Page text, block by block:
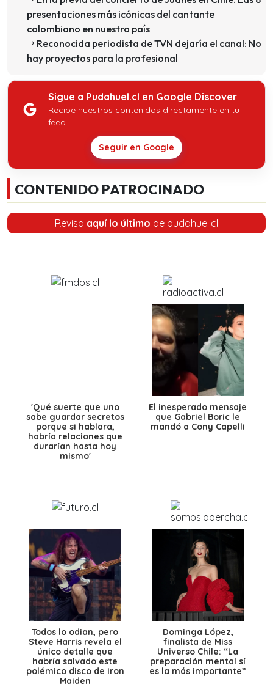
presentaciones más icónicas del cantante
colombiano en nuestro país
Reconocida periodista de TVN dejaría el canal: No
hay proyectos para la profesional
Sigue a Pudahuel.cl en Google Discover
Recibe nuestros contenidos directamente en tu
feed.
Seguir en Google
CONTENIDO PATROCINADO
Revisa aquí lo último de pudahuel.cl
'Qué suerte que uno
sabe guardar secretos
porque si hablara,
habría relaciones que
durarían hasta hoy
mismo'
El inesperado mensaje
que Gabriel Boric le
mandó a Cony Capelli
Todos lo odian, pero
Steve Harris revela el
único detalle que
habría salvado este
polémico disco de Iron
Maiden
Dominga López,
finalista de Miss
Universo Chile: “La
preparación mental sí
es la más importante”